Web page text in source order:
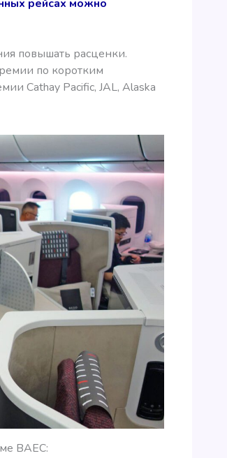
рейсах можно
повышать расценки.
по коротким
Cathay Pacific, JAL, Alaska
BAEC: